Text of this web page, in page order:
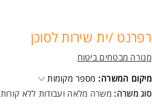
לעוד משרות ומידע על מנורה מבטחים ביטוח
רפרנט /ית שירות לסוכן
מנורה מבטחים ביטוח
מיקום המשרה: מספר מקומות
סוג משרה: משרה מלאה ועבודות ללא